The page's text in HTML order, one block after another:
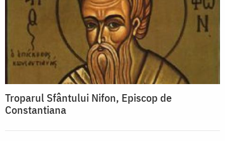
Troparul Sfântului Nifon, Episcop de
Constantiana